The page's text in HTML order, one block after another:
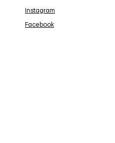
Instagram
Facebook